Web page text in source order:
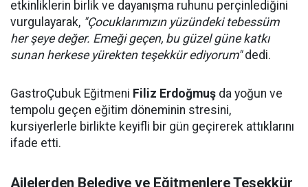
etkinliklerin birlik ve dayanışma ruhunu perçinlediğini
vurgulayarak, "Çocuklarımızın yüzündeki tebessüm
her şeye değer. Emeği geçen, bu güzel güne katkı
sunan herkese yürekten teşekkür ediyorum"dedi.
GastroÇubuk Eğitmeni Filiz Erdoğmuş da yoğun ve
tempolu geçen eğitim döneminin stresini,
kursiyerlerle birlikte keyifli bir gün geçirerek attıklarını
ifade etti.
Ailelerden Belediye ve Eğitmenlere Teşekkür